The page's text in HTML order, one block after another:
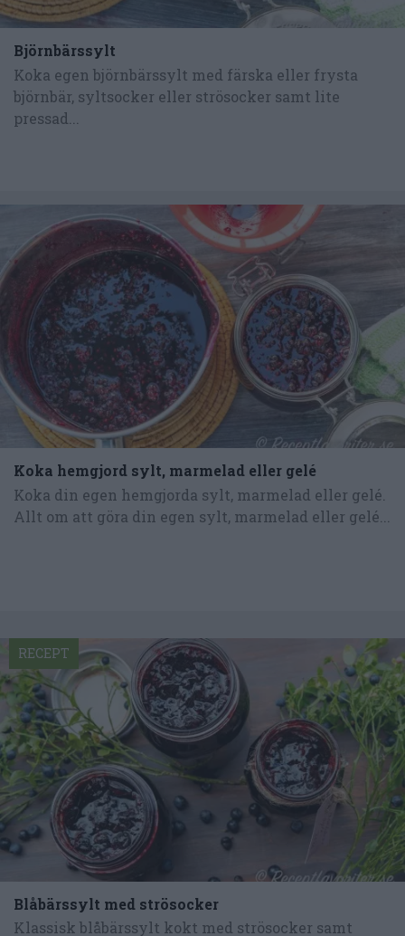
Björnbärssylt
Koka egen björnbärssylt med färska eller frysta
björnbär, syltsocker eller strösocker samt lite
pressad...
Koka hemgjord sylt, marmelad eller gelé
Koka din egen hemgjorda sylt, marmelad eller gelé.
Allt om att göra din egen sylt, marmelad eller gelé...
Blåbärssylt med strösocker
Klassisk blåbärssylt kokt med strösocker samt
RECEPT